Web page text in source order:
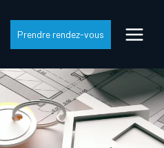
Prendre rendez-vous